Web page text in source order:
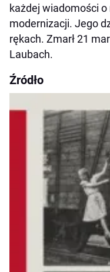
każdej wiadomości o
modernizacji. Jego
rękach. Zmarł 21
Laubach.
Źródło